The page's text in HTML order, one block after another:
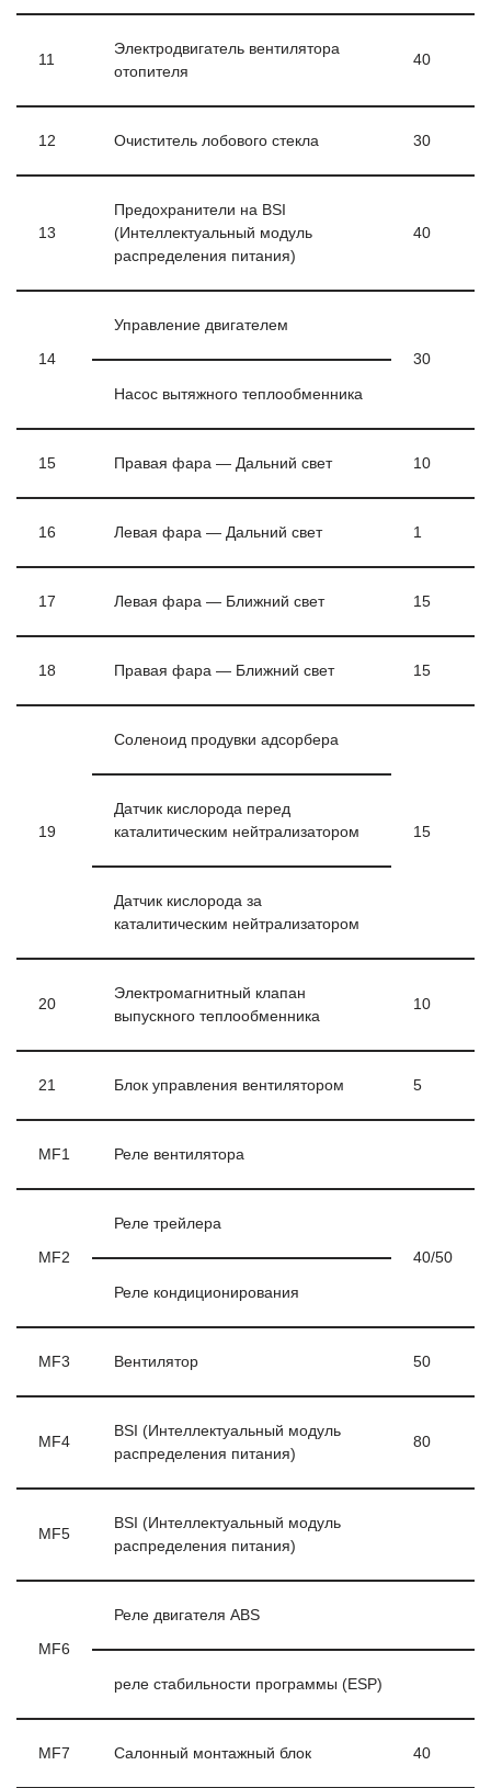
11
Электродвигатель вентилятора
отопителя
40
12 Очиститель лобового стекла 30
13
Предохранители на BSI
(Интеллектуальный модуль
распределения питания)
40
14
Управление двигателем
30
Насос вытяжного теплообменника
15 Правая фара — Дальний свет 10
16 Левая фара — Дальний свет 1
17 Левая фара — Ближний свет 15
18 Правая фара — Ближний свет 15
19
Соленоид продувки адсорбера
15
Датчик кислорода перед
каталитическим нейтрализатором
Датчик кислорода за
каталитическим нейтрализатором
20
Электромагнитный клапан
выпускного теплообменника
10
21 Блок управления вентилятором 5
MF1 Реле вентилятора
MF2
Реле трейлера
40/50
Реле кондиционирования
MF3 Вентилятор 50
MF4
BSI (Интеллектуальный модуль
распределения питания)
80
MF5
BSI (Интеллектуальный модуль
распределения питания)
MF6
Реле двигателя ABS
реле стабильности программы (ESP)
MF7 Салонный монтажный блок 40